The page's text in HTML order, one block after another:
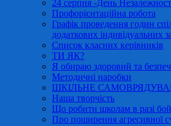
24 серпня -День
Профорієнтаційна робота
Графік проведення годин
додаткових індивідуальних
Список класних керівників
ТИ ЯК?
Я обираю здоровий та
Методичні наробки
ШКІЛЬНЕ
Наша творчість
Що робити школам в разі
Про поширення агресивної